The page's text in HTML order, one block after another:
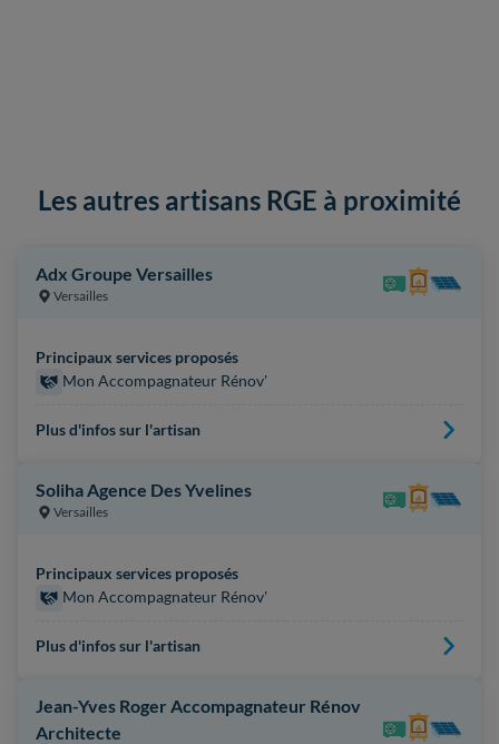
Les autres artisans RGE à proximité
Adx Groupe Versailles
Versailles
Principaux services proposés
Mon Accompagnateur Rénov'
Plus d'infos sur l'artisan
Soliha Agence Des Yvelines
Versailles
Principaux services proposés
Mon Accompagnateur Rénov'
Plus d'infos sur l'artisan
Jean-Yves Roger Accompagnateur Rénov
Architecte